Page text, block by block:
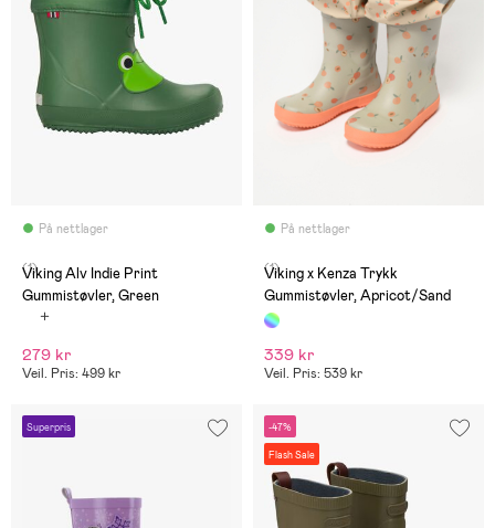
På nettlager
(1)
Viking Alv Indie Print
Gummistøvler, Green
279 kr
Veil. Pris: 499 kr
På nettlager
(1)
Viking x Kenza Trykk
Gummistøvler, Apricot/Sand
339 kr
Veil. Pris: 539 kr
Superpris -47%
Flash Sale